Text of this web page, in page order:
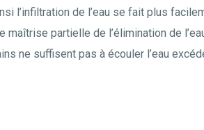
l’infiltration de l’eau se fait plus
maîtrise partielle de l’élimination de
ne suffisent pas à écouler l’eau